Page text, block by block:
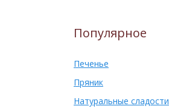
Популярное
Печенье
Пряник
Натуральные сладости